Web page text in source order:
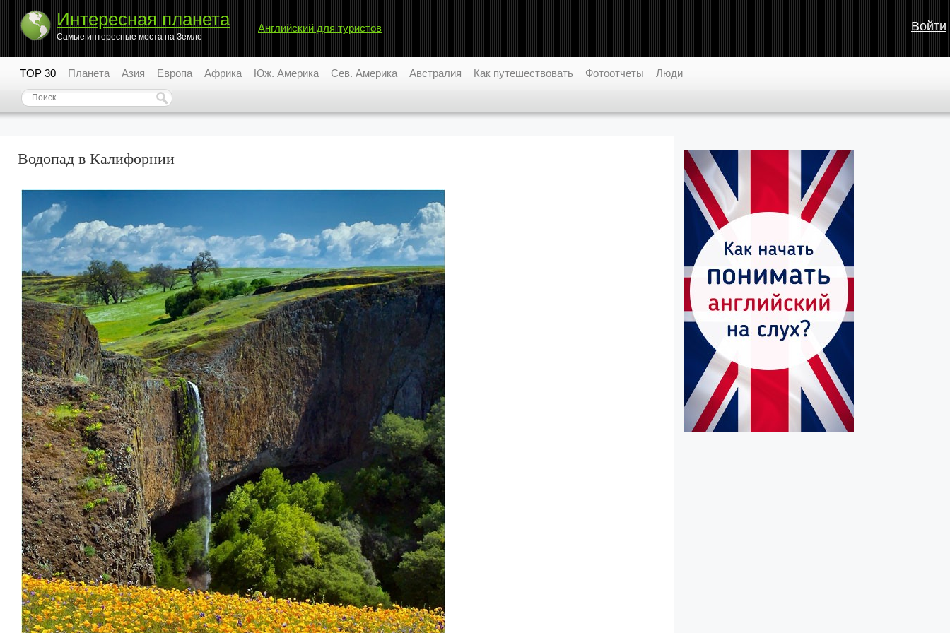
Интересная планета
Самые интересные места на Земле
Английский для туристов Войти
TOP 30 Планета Азия Европа Африка Юж. Америка Сев. Америка Австралия Как путешествовать Фотоотчеты Люди
Водопад в Калифорнии